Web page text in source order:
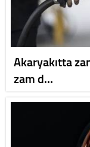
Akaryakıtta
zam d…